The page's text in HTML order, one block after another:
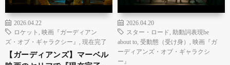
2026.04.22
ロケット , 映画『ガーディアン
ズ・オブ・ギャラクシー』 , 現在完了
【ガーディアンズ】マーベル
2026.04.20
スター・ロード, 助動詞表現be
about to, 受動態（受け身） , 映画『ガ
ーディアンズ・オブ・ギャラクシ
ー』